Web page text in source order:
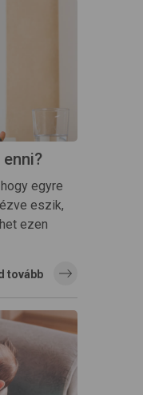
egyre
eszik,
ezen
tovább